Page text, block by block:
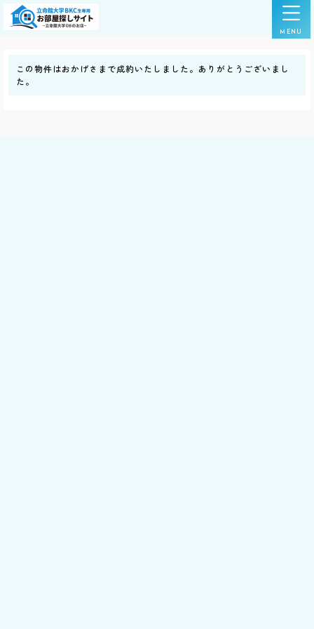
この物件はおかげさまで成約いたしました。ありがとうございまし
た。